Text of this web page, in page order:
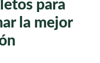
para
la mejor